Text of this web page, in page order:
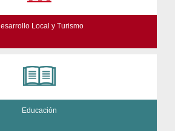
Local y Turismo
Educación